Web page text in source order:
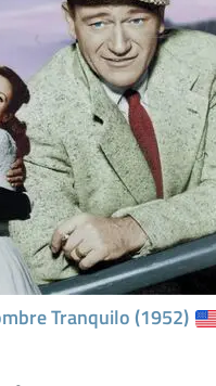
Tranquilo (1952)